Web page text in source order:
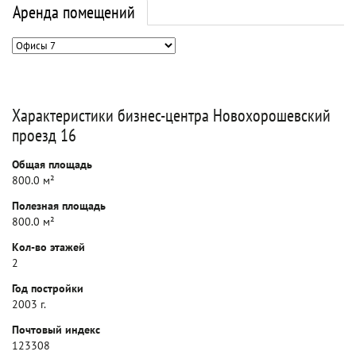
Аренда помещений
Характеристики бизнес-центра Новохорошевский
проезд 16
Общая площадь
800.0 м²
Полезная площадь
800.0 м²
Кол-во этажей
2
Год постройки
2003 г.
Почтовый индекс
123308